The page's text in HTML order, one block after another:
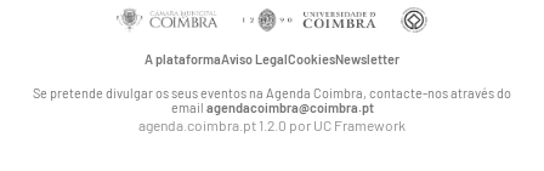
A plataformaAviso LegalCookiesNewsletter
Se pretende divulgar os seus eventos na Agenda Coimbra, contacte-nos através do
email agendacoimbra@coimbra.pt
agenda.coimbra.pt 1.2.0 por UC Framework